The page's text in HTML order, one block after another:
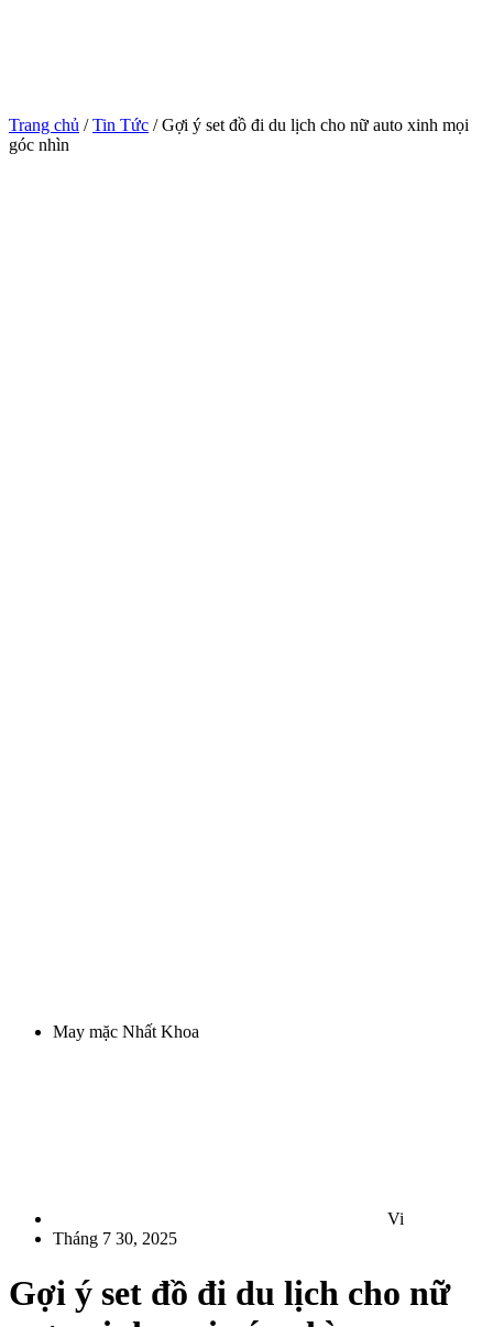
Trang chủ /Tin Tức / Gợi ý set đồ đi du lịch cho nữ auto xinh mọi
góc nhìn
May mặc Nhất Khoa
Vi
Tháng 7 30, 2025
Gợi ý set đồ đi du lịch cho nữ